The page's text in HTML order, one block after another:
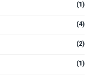
(1)
(4)
(2)
(1)